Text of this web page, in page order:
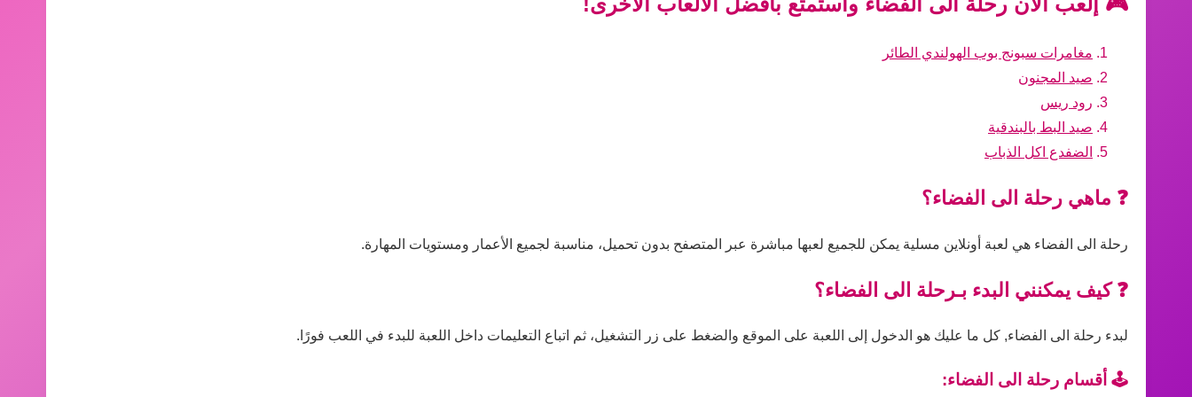
مغامرات سبونج بوب الهولندي الطائر
صيد المجنون
رود ريس
صيد البط بالبندقية
الضفدع اكل الذباب
❓ ماهي رحلة الى الفضاء؟
رحلة الى الفضاء هي لعبة أونلاين مسلية يمكن للجميع لعبها مباشرة عبر المتصفح بدون تحميل، مناسبة لجميع الأعمار ومستويات المهارة.
❓ كيف يمكنني البدء بـرحلة الى الفضاء؟
لبدء رحلة الى الفضاء, كل ما عليك هو الدخول إلى اللعبة على الموقع والضغط على زر التشغيل، ثم اتباع التعليمات داخل اللعبة للبدء في اللعب فورًا.
🕹️ أقسام رحلة الى الفضاء: